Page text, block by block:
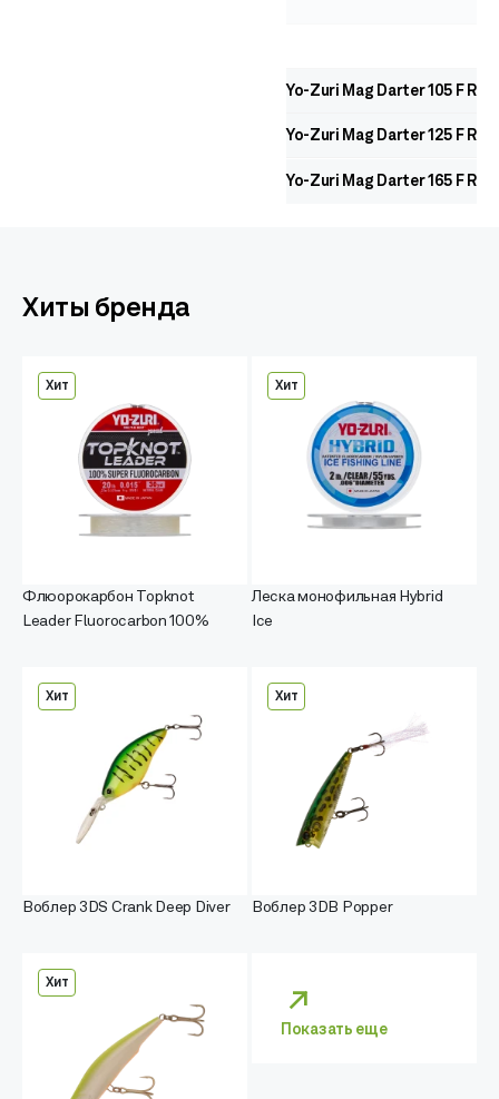
Yo-Zuri Mag Darter 105 F
Yo-Zuri Mag Darter 125 F
Yo-Zuri Mag Darter 165 F
Хиты бренда
Хит
Флюорокарбон Topknot
Leader Fluorocarbon 100%
Хит
Леска монофильная Hybrid
Ice
Хит
Воблер 3DS Crank Deep Diver
Хит
Воблер 3DB Popper
Хит
Показать еще